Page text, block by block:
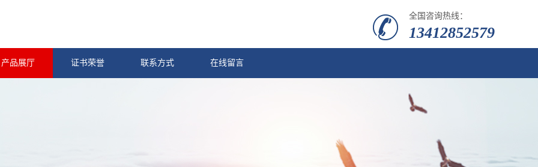
全国咨询热线：
13412852579
产品展厅 证书荣誉 联系方式 在线留言